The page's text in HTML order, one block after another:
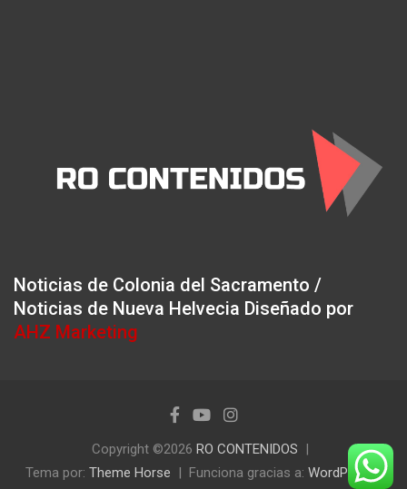
Noticias de Colonia del Sacramento /
Noticias de Nueva Helvecia Diseñado por
AHZ Marketing
Copyright ©2026 RO CONTENIDOS
Tema por: Theme Horse Funciona gracias a: WordPress